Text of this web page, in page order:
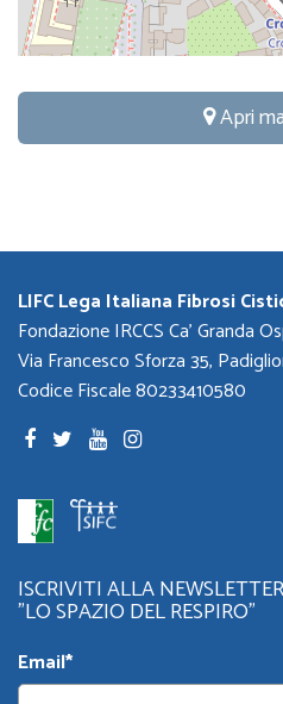
Apri
LIFC Lega Italiana Fibrosi
Fondazione IRCCS Ca' Granda
Via Francesco Sforza 35,
Codice Fiscale 80233410580
ISCRIVITI ALLA
"LO SPAZIO DEL RESPIRO"
Email*